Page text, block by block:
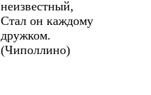
неизвестный,
Стал он каждому
дружком.
(Чиполлино)